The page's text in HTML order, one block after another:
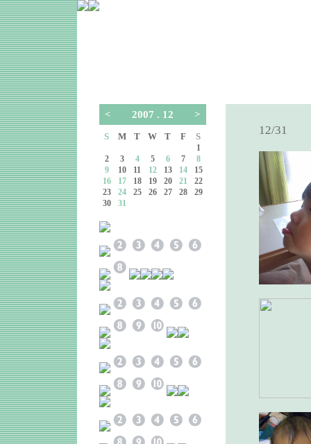
< 2007 . 12 >
S M T W T F S
1
2
3 4 5 6 7
8
9
10 11 12 13 14
15
16
17 18 19 20 21
22
23
24 25 26 27 28
29
30
31
12/31